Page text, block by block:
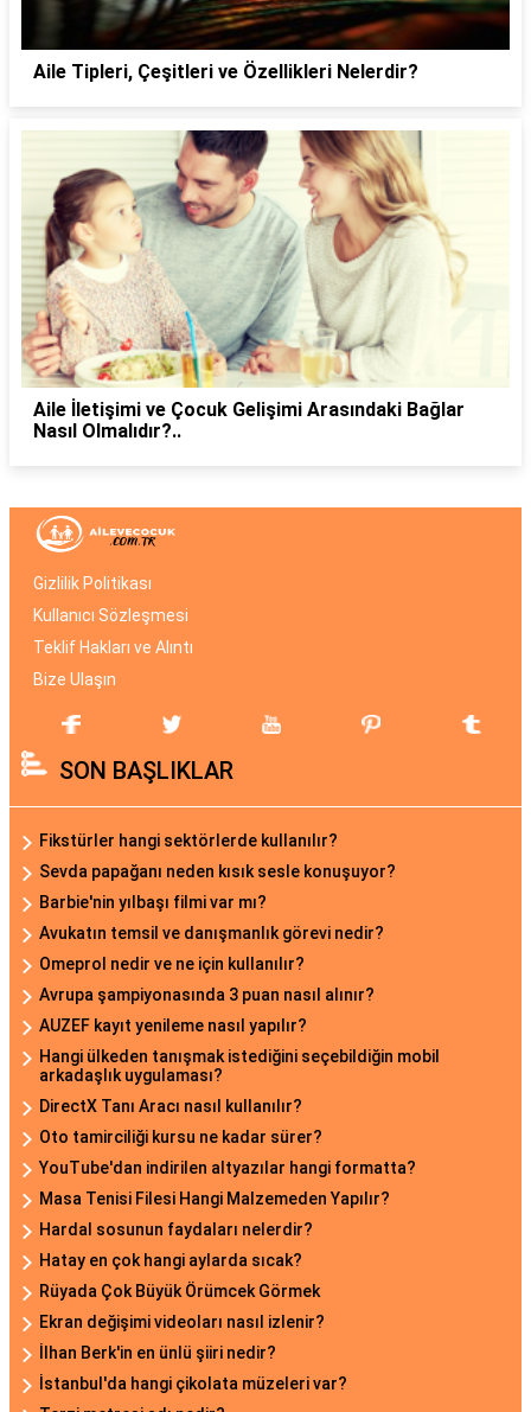
Aile Tipleri, Çeşitleri ve Özellikleri Nelerdir?
Aile İletişimi ve Çocuk Gelişimi Arasındaki Bağlar
Nasıl Olmalıdır?..
Gizlilik Politikası
Kullanıcı Sözleşmesi
Teklif Hakları ve Alıntı
Bize Ulaşın
SON BAŞLIKLAR
Fikstürler hangi sektörlerde kullanılır?
Sevda papağanı neden kısık sesle konuşuyor?
Barbie'nin yılbaşı filmi var mı?
Avukatın temsil ve danışmanlık görevi nedir?
Omeprol nedir ve ne için kullanılır?
Avrupa şampiyonasında 3 puan nasıl alınır?
AUZEF kayıt yenileme nasıl yapılır?
Hangi ülkeden tanışmak istediğini seçebildiğin mobil
arkadaşlık uygulaması?
DirectX Tanı Aracı nasıl kullanılır?
Oto tamirciliği kursu ne kadar sürer?
YouTube'dan indirilen altyazılar hangi formatta?
Masa Tenisi Filesi Hangi Malzemeden Yapılır?
Hardal sosunun faydaları nelerdir?
Hatay en çok hangi aylarda sıcak?
Rüyada Çok Büyük Örümcek Görmek
Ekran değişimi videoları nasıl izlenir?
İlhan Berk'in en ünlü şiiri nedir?
İstanbul'da hangi çikolata müzeleri var?